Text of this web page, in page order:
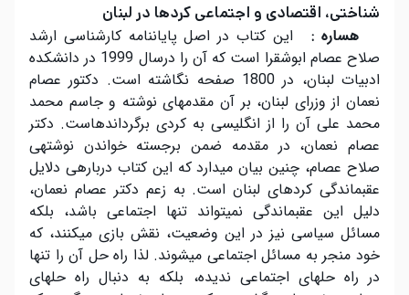
شناختی، اقتصادی و اجتماعی کردها در لبنان
هساره : این کتاب در اصل پایان­نامه کارشناسی ارشد
صلاح عصام ابوشقرا است که آن را درسال 1999 در دانشکده
ادبیات لبنان، در 1800 صفحه نگاشته است. دکتور عصام
نعمان از وزرای لبنان، بر آن مقدمه­ای نوشته و جاسم محمد
محمد علی آن را از انگلیسی به کردی برگردانده­است. دکتر
عصام نعمان، در مقدمه ضمن برجسته خواندن نوشته­ی
صلاح عصام، چنین بیان می­دارد که این کتاب درباره­ی دلایل
عقب­ماندگی کردهای لبنان است. به زعم دکتر عصام نعمان،
دلیل این عقب­ماندگی نمی­تواند تنها اجتماعی باشد، بلکه
مسائل سیاسی نیز در این وضعیت، نقش بازی می­کنند، که
خود منجر به مسائل اجتماعی می­شوند. لذا راه حل آن را تنها
در راه حل­های اجتماعی ندیده، بلکه به دنبال راه حل­های